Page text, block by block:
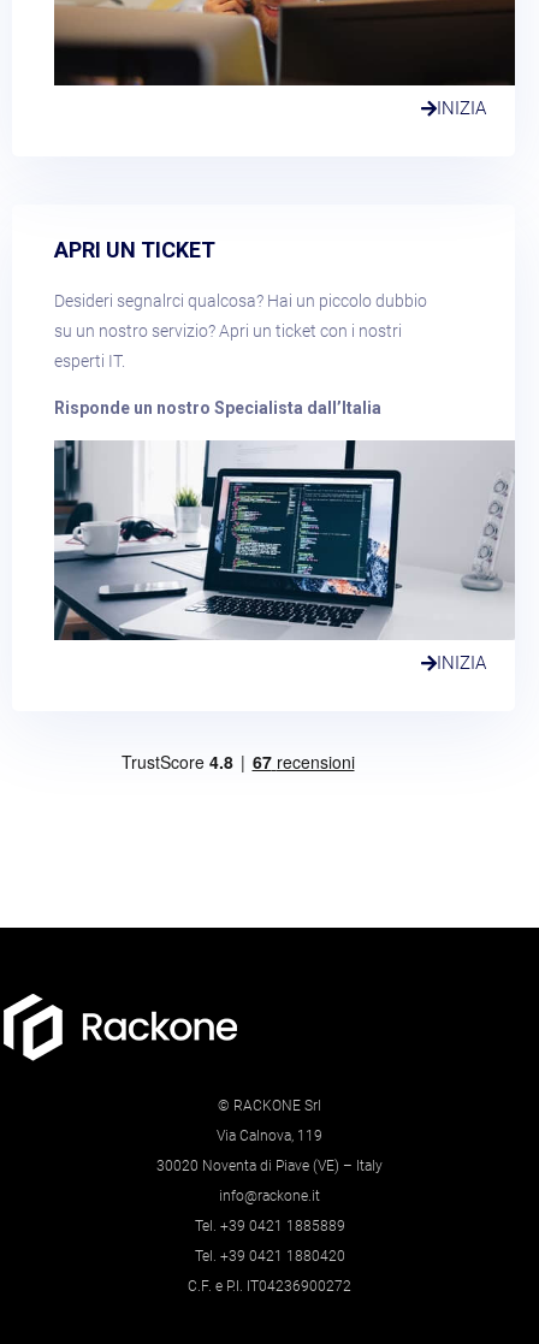
INIZIA
APRI UN TICKET​
Desideri segnalrci qualcosa? Hai un piccolo dubbio
su un nostro servizio? Apri un ticket con i nostri
esperti IT.
Risponde un nostro Specialista dall’Italia
INIZIA
© RACKONE Srl
Via Calnova, 119
30020 Noventa di Piave (VE) – Italy
info@rackone.it
Tel. +39 0421 1885889
Tel. +39 0421 1880420
C.F. e P.I. IT04236900272